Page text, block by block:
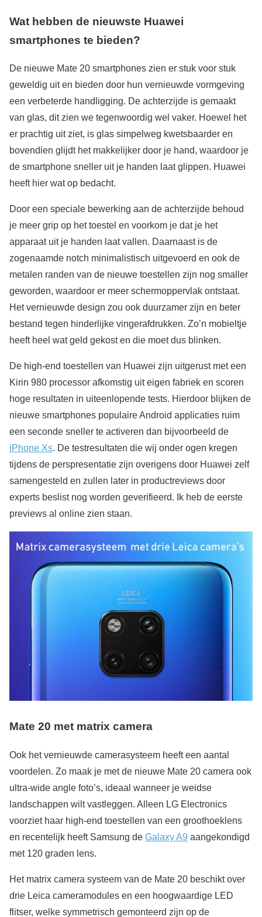
Wat hebben de nieuwste Huawei
smartphones te bieden?
De nieuwe Mate 20 smartphones zien er stuk voor stuk
geweldig uit en bieden door hun vernieuwde vormgeving
een verbeterde handligging. De achterzijde is gemaakt
van glas, dit zien we tegenwoordig wel vaker. Hoewel het
er prachtig uit ziet, is glas simpelweg kwetsbaarder en
bovendien glijdt het makkelijker door je hand, waardoor je
de smartphone sneller uit je handen laat glippen. Huawei
heeft hier wat op bedacht.
Door een speciale bewerking aan de achterzijde behoud
je meer grip op het toestel en voorkom je dat je het
apparaat uit je handen laat vallen. Daarnaast is de
zogenaamde notch minimalistisch uitgevoerd en ook de
metalen randen van de nieuwe toestellen zijn nog smaller
geworden, waardoor er meer schermoppervlak ontstaat.
Het vernieuwde design zou ook duurzamer zijn en beter
bestand tegen hinderlijke vingerafdrukken. Zo’n mobieltje
heeft heel wat geld gekost en die moet dus blinken.
De high-end toestellen van Huawei zijn uitgerust met een
Kirin 980 processor afkomstig uit eigen fabriek en scoren
hoge resultaten in uiteenlopende tests. Hierdoor blijken de
nieuwe smartphones populaire Android applicaties ruim
een seconde sneller te activeren dan bijvoorbeeld de
iPhone Xs. De testresultaten die wij onder ogen kregen
tijdens de perspresentatie zijn overigens door Huawei zelf
samengesteld en zullen later in productreviews door
experts beslist nog worden geverifieerd. Ik heb de eerste
previews al online zien staan.
Mate 20 met matrix camera
Ook het vernieuwde camerasysteem heeft een aantal
voordelen. Zo maak je met de nieuwe Mate 20 camera ook
ultra-wide angle foto’s, ideaal wanneer je weidse
landschappen wilt vastleggen. Alleen LG Electronics
voorziet haar high-end toestellen van een groothoeklens
en recentelijk heeft Samsung de Galaxy A9 aangekondigd
met 120 graden lens.
Het matrix camera systeem van de Mate 20 beschikt over
drie Leica cameramodules en een hoogwaardige LED
flitser, welke symmetrisch gemonteerd zijn op de